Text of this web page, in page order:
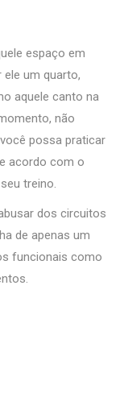
espaço em
ele um quarto,
aquele canto na
não
possa praticar
acordo com o
treino.
dos circuitos
de apenas um
funcionais como